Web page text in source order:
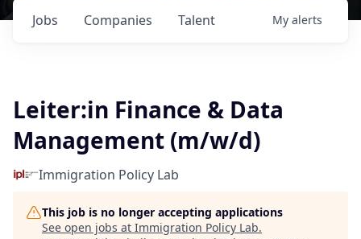
Jobs Companies Talent My alerts
Leiter:in Finance & Data
Management (m/w/d)
Immigration Policy Lab
This job is no longer accepting applications
See open jobs at Immigration Policy Lab.